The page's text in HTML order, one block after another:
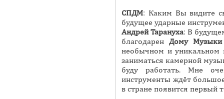
СПДМ: Каким Вы видите
будущее ударные
АндрейТарануха: В
благодарен Дому Музыки
необычном и уникальном
заниматься камерной
буду работать. Мне
инструменты ждёт
в стране появится первый